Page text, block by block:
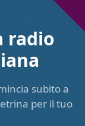
radio
subito a
per il tuo